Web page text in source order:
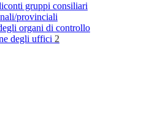
gruppi consiliari
provinciali
organi di controllo
degli uffici 2